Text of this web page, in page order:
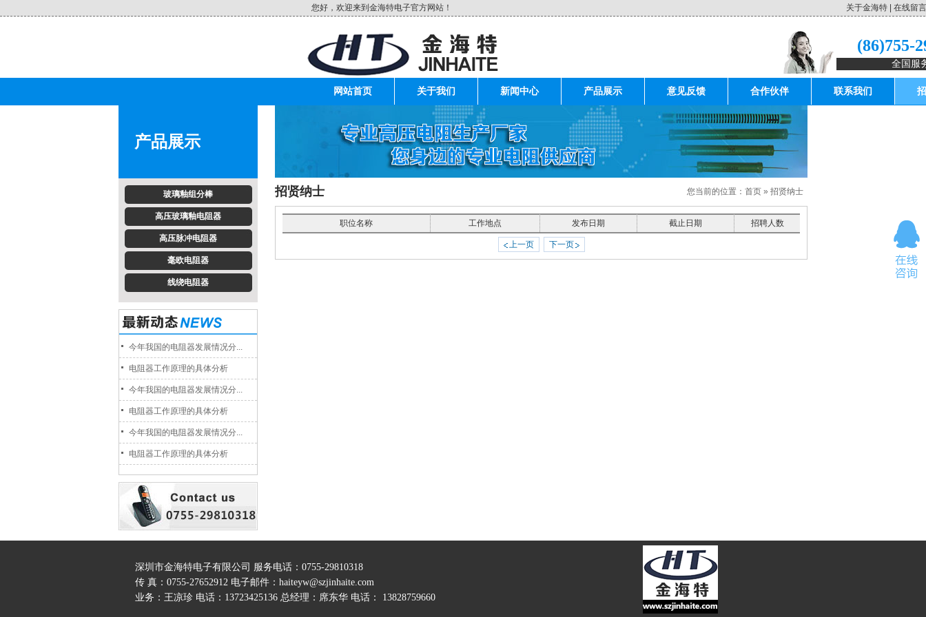
您好，欢迎来到金海特电子官方网站！ 关于金海特| 在线留言
(86)755-
全国服
网站首页 关于我们 新闻中心 产品展示 意见反馈 合作伙伴 联系我们
产品展示
玻璃釉组分棒
高压玻璃釉电阻器
高压脉冲电阻器
毫欧电阻器
线绕电阻器
今年我国的电阻器发展情况分...
电阻器工作原理的具体分析
今年我国的电阻器发展情况分...
电阻器工作原理的具体分析
今年我国的电阻器发展情况分...
电阻器工作原理的具体分析
招贤纳士 您当前的位置： 首页» 招贤纳士
职位名称 工作地点 发布日期 截止日期 招聘人数
上一页 下一页
深圳市金海特电子有限公司 服务电话：0755-29810318
传 真：0755-27652912 电子邮件： haiteyw@szjinhaite.com
业务：王凉珍 电话：13723425136 总经理：席东华 电话： 13828759660